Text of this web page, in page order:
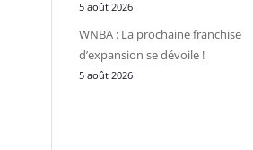
5 août 2026
WNBA : La prochaine franchise
d’expansion se dévoile !
5 août 2026